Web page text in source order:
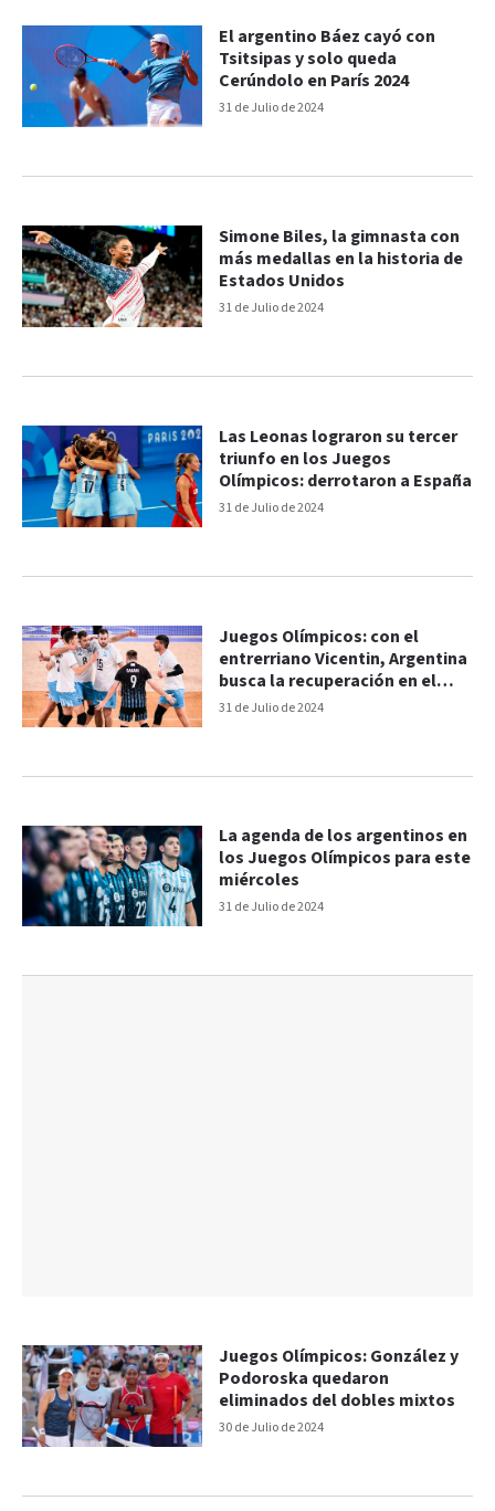
31 de Julio de 2024
El argentino Báez cayó con
Tsitsipas y solo queda
Cerúndolo en París 2024
31 de Julio de 2024
Simone Biles, la gimnasta con
más medallas en la historia de
Estados Unidos
31 de Julio de 2024
Las Leonas lograron su tercer
triunfo en los Juegos
Olímpicos: derrotaron a España
31 de Julio de 2024
Juegos Olímpicos: con el
entrerriano Vicentin, Argentina
busca la recuperación en el
vóley
31 de Julio de 2024
La agenda de los argentinos en
los Juegos Olímpicos para este
miércoles
30 de Julio de 2024
Juegos Olímpicos: González y
Podoroska quedaron
eliminados del dobles mixtos